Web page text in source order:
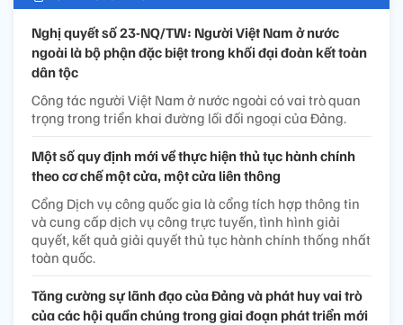
Nghị quyết số 23-NQ/TW: Người Việt Nam ở nước
ngoài là bộ phận đặc biệt trong khối đại đoàn kết toàn
dân tộc
Công tác người Việt Nam ở nước ngoài có vai trò quan
trọng trong triển khai đường lối đối ngoại của Đảng.
Một số quy định mới về thực hiện thủ tục hành chính
theo cơ chế một cửa, một cửa liên thông
Cổng Dịch vụ công quốc gia là cổng tích hợp thông tin
và cung cấp dịch vụ công trực tuyến, tình hình giải
quyết, kết quả giải quyết thủ tục hành chính thống nhất
toàn quốc.
Tăng cường sự lãnh đạo của Đảng và phát huy vai trò
của các hội quần chúng trong giai đoạn phát triển mới